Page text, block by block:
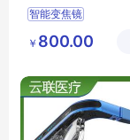
谈
智能变焦镜
睫状肌训练镜
智能自动变焦镜
￥ 800.00